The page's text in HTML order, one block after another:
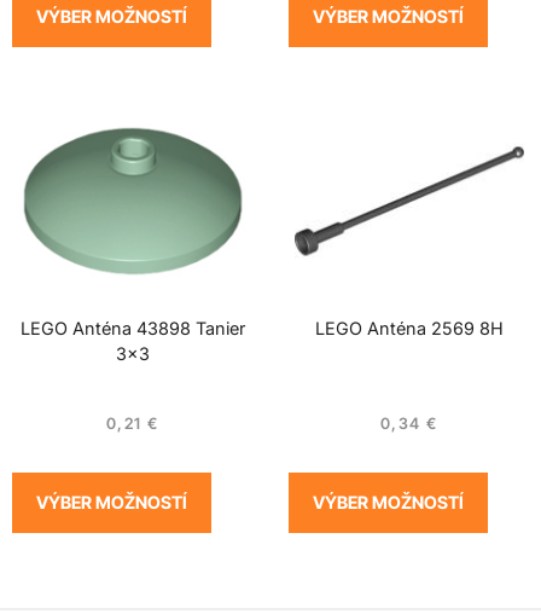
VÝBER MOŽNOSTÍ VÝBER MOŽNOSTÍ
LEGO Anténa 43898 Tanier
3×3
0,21 €
VÝBER MOŽNOSTÍ
LEGO Anténa 2569 8H
0,34 €
VÝBER MOŽNOSTÍ